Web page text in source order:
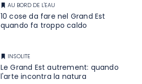
AU BORD DE L'EAU
10 cose da fare nel Grand Est
quando fa troppo caldo
INSOLITE
Le Grand Est autrement: quando
l'arte incontra la natura